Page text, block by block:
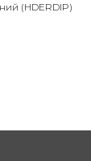
(HDERDIP)